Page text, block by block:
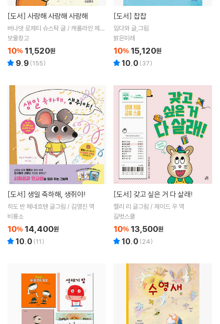
[도서] 사랑해 사랑해 사랑해
버나뎃 로제티 슈스탁 글 / 캐롤라인 제인
처치 그림 / 신형건 역
보물창고
10% 11,520원
9.9 (155)
[도서] 찹찹
임다와 글,그림
밝은미래
10% 15,120원
10.0 (37)
[도서] 생일 축하해, 생쥐야!
히도 반 헤네흐텐 글그림 / 김영진 역
비룡소
10% 14,400원
10.0 (11)
[도서] 갖고 싶은 거 다 살래!
켈리 리 글그림 / 제이드 우 역
길벗스쿨
10% 13,500원
10.0 (24)